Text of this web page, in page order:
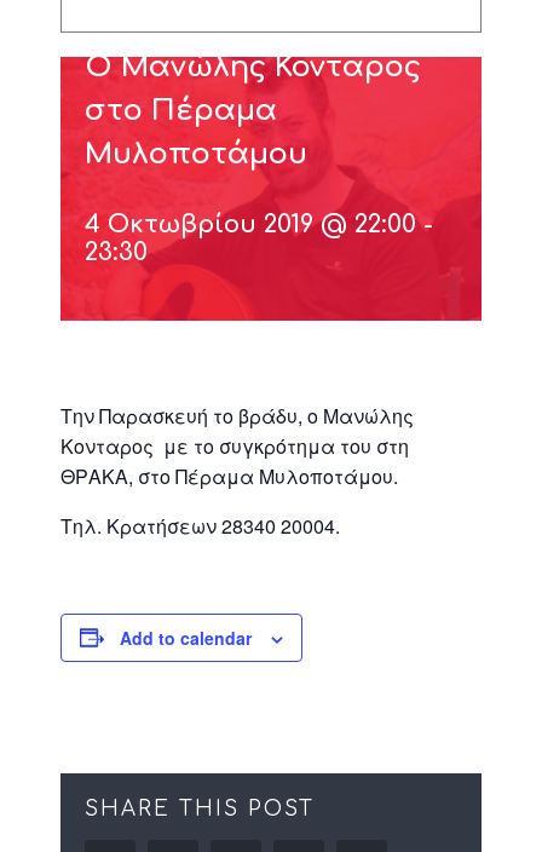
Ο Μανώλης Κονταρος
στο Πέραμα
Μυλοποτάμου
4 Οκτωβρίου 2019 @ 22:00-
23:30
Την Παρασκευή το βράδυ, ο Μανώλης
Κονταρος με το συγκρότημα του στη
ΘΡΑΚΑ, στο Πέραμα Μυλοποτάμου.
Τηλ. Κρατήσεων 28340 20004.
Add to calendar
SHARE THIS POST